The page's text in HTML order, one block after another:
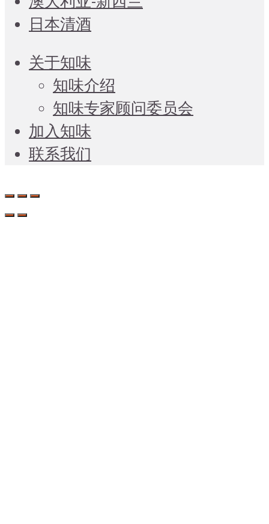
日本清酒
关于知味
知味介绍
知味专家顾问委员会
加入知味
联系我们